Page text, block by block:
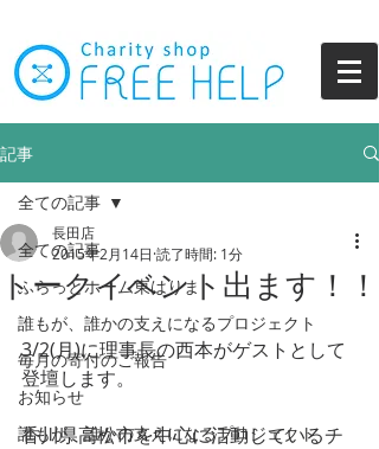
記事
全ての記事
ふらっとホーム東はりま
誰もが、誰かの支えになるプロジェクト
毎月の寄付のご報告
お知らせ
誰もが、誰かの支えになるプロジェクト
全ての記事
トークイベント出ます！！
長田店
2015年2月14日 読了時間: 1分
3/2(月)に理事長の西本がゲストとして
登壇します。
香川県高松市を中心に活動しているチ